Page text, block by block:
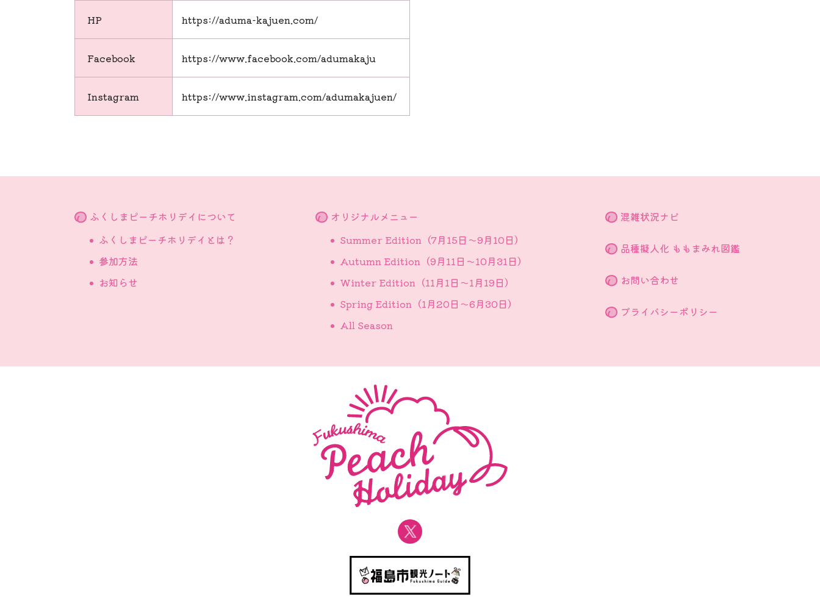
HP https://aduma-kajuen.com/
Facebook https://www.facebook.com/adumakaju
Instagram https://www.instagram.com/adumakajuen/
ふくしまピーチホリデイについて
ふくしまピーチホリデイとは？
参加方法
お知らせ
オリジナルメニュー
Summer Edition（7月15日～9月10日）
Autumn Edition（9月11日～10月31日）
Winter Edition（11月1日～1月19日）
Spring Edition（1月20日～6月30日）
All Season
混雑状況ナビ
品種擬人化 ももまみれ図鑑
お問い合わせ
プライバシーポリシー